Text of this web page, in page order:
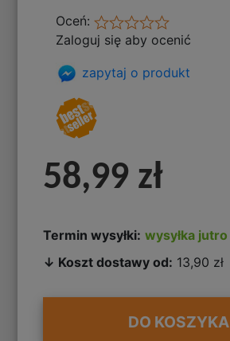
Oceń:
Zaloguj się aby ocenić
zapytaj o produkt
58,99 zł
Termin wysyłki: wysyłka jutro
↓ Koszt dostawy od: 13,90 zł
DO KOSZYKA